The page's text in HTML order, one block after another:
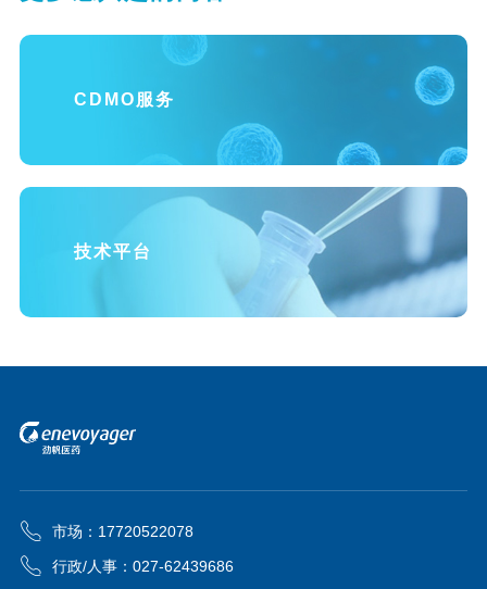
CDMO服务
技术平台
市场：17720522078
行政/人事：027-62439686